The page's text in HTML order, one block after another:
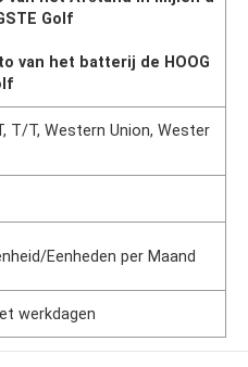
Golf
van het batterij de HOOG
T/T, Western Union, Wester
Eenheden per Maand
werkdagen